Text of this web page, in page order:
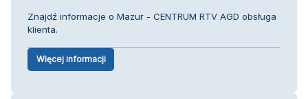
Znajdź informacje o Mazur - CENTRUM RTV AGD obsługa
klienta.
Więcej informacji